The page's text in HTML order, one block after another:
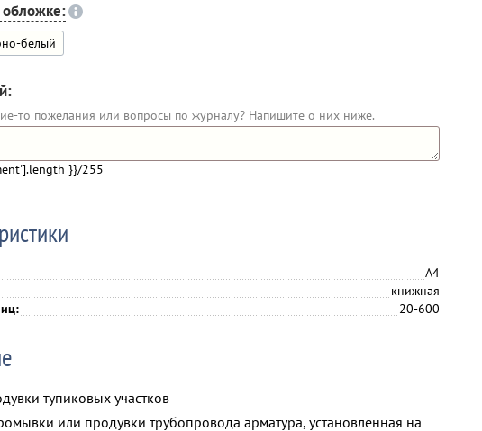
обложке:
белый
то пожелания или вопросы по журналу? Напишите о них ниже.
}}/255
А4
книжная
20-600
тупиковых участков
или продувки трубопровода арматура, установленная на